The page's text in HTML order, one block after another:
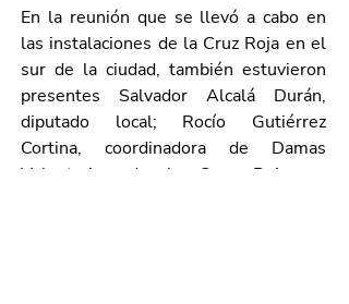
En la reunión que se llevó a cabo en
las instalaciones de la Cruz Roja en el
sur de la ciudad, también estuvieron
presentes Salvador Alcalá Durán,
diputado local; Rocío Gutiérrez
Cortina, coordinadora de Damas
Voluntarias de la Cruz Roja en